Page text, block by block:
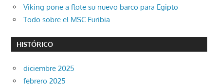
Viking pone a flote su nuevo barco para Egipto
Todo sobre el MSC Euribia
HISTÓRICO
diciembre 2025
febrero 2025